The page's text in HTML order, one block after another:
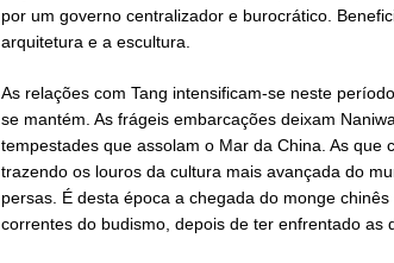
por um governo centralizador e burocrático.
arquitetura e a escultura.
As relações com Tang intensificam-se neste
se mantém. As frágeis embarcações deixam
tempestades que assolam o Mar da China. As
trazendo os louros da cultura mais avançada do
persas. É desta época a chegada do monge
correntes do budismo, depois de ter enfrentado as